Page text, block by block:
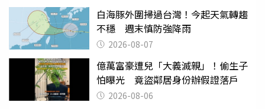
白海豚外圍掃過台灣！今起天氣轉趨
不穩 週末慎防強降雨
2026-08-07
億萬富豪遭兒「大義滅親」！偷生子
怕曝光 竟盜鄰居身份辦假證落戶
2026-08-06